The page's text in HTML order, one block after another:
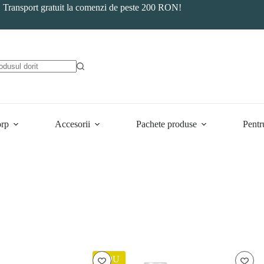
Transport gratuit la comenzi de peste 200 RON!
Accesorii Pachete produse
NOU